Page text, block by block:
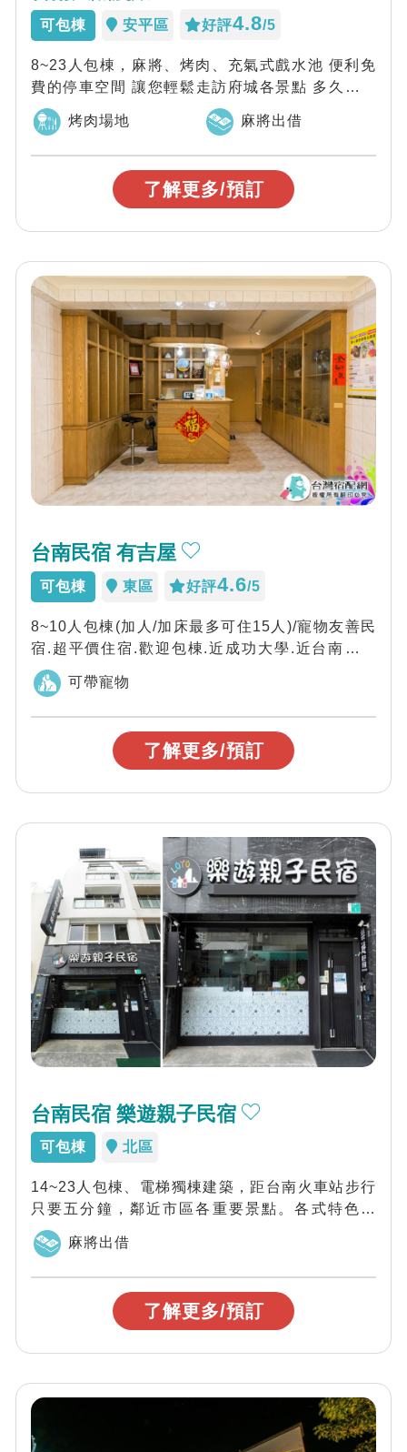
可包棟 安平區 好評4.8/5
8~23人包棟，麻將、烤肉、充氣式戲水池 便利免
費的停車空間 讓您輕鬆走訪府城各景點 多久沒有
一同探索一座有故事的城市？ 大...
烤肉場地 麻將出借
了解更多/預訂
台南民宿 有吉屋
可包棟 東區 好評4.6/5
8~10人包棟(加人/加床最多可住15人)/寵物友善民
宿.超平價住宿.歡迎包棟.近成功大學.近台南火車
站.近夜市，歡迎光臨「有吉屋...
可帶寵物
了解更多/預訂
台南民宿 樂遊親子民宿
可包棟 北區
14~23人包棟、電梯獨棟建築，距台南火車站步行
只要五分鐘，鄰近市區各重要景點。各式特色房
型，適合情侶、學生團體及家庭親子旅遊。 ...
麻將出借
了解更多/預訂